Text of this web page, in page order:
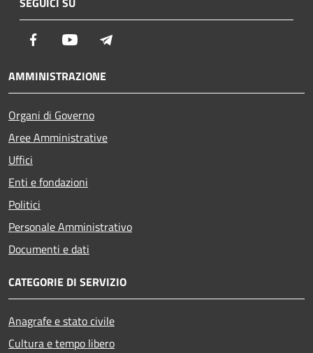
Facebook Youtube
AMMINISTRAZIONE
Organi di Governo
Aree Amministrative
Uffici
Enti e fondazioni
Politici
Personale Amministrativo
Documenti e dati
CATEGORIE DI SERVIZIO
Anagrafe e stato civile
Cultura e tempo libero